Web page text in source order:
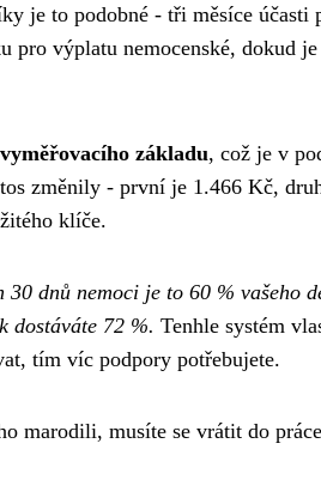
je to podobné - tři měsíce účasti
pro výplatu nemocenské, dokud je
základu, což je v
změnily - první je 1.466 Kč,
klíče.
dnů nemoci je to 60 % vašeho
dostáváte 72 %. Tenhle systém
tím víc podpory potřebujete.
marodili, musíte se vrátit do práce